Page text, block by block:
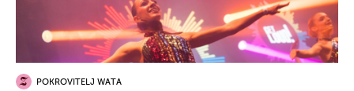
POKROVITELJ WATA